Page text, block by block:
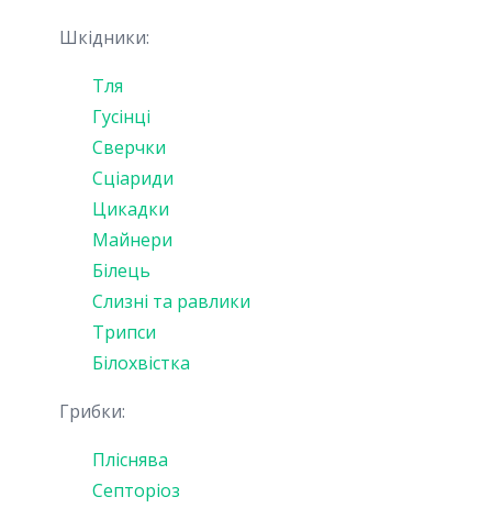
Шкідники:
Тля
Гусінці
Сверчки
Сціариди
Цикадки
Майнери
Білець
Слизні та равлики
Трипси
Білохвістка
Грибки:
Пліснява
Септоріоз